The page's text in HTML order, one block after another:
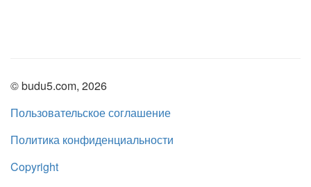
© budu5.com, 2026
Пользовательское соглашение
Политика конфиденциальности
Copyright